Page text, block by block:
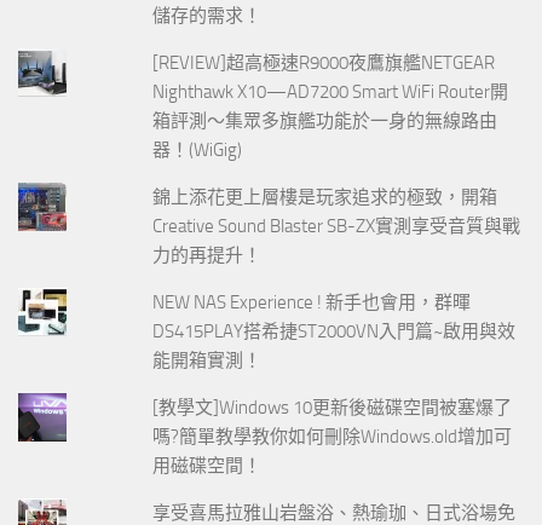
儲存的需求！
[REVIEW]超高極速R9000夜鷹旗艦NETGEAR
Nighthawk X10—AD7200 Smart WiFi Router開
箱評測～集眾多旗艦功能於一身的無線路由
器！(WiGig)
錦上添花更上層樓是玩家追求的極致，開箱
Creative Sound Blaster SB-ZX實測享受音質與戰
力的再提升！
NEW NAS Experience ! 新手也會用，群暉
DS415PLAY搭希捷ST2000VN入門篇~啟用與效
能開箱實測！
[教學文]Windows 10更新後磁碟空間被塞爆了
嗎?簡單教學教你如何刪除Windows.old增加可
用磁碟空間！
享受喜馬拉雅山岩盤浴、熱瑜珈、日式浴場免